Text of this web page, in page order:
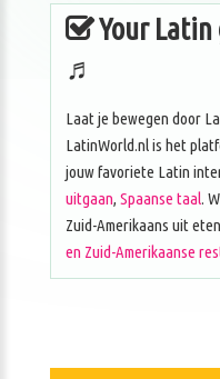
Your Latin
♬
Laat je bewegen door
LatinWorld.nl is het
jouw favoriete Latin
uitgaan, Spaanse taal.
Zuid-Amerikaans uit
en Zuid-Amerikaanse